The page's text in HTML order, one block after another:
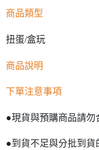
東海門市自取，需自備購
商品類型
扭蛋/盒玩
商品說明
下單注意事項
●現貨與預購商品請勿
●到貨不足與分批到貨